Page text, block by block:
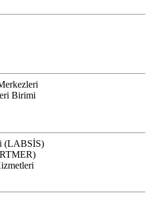
Birimi
(LABSİS)